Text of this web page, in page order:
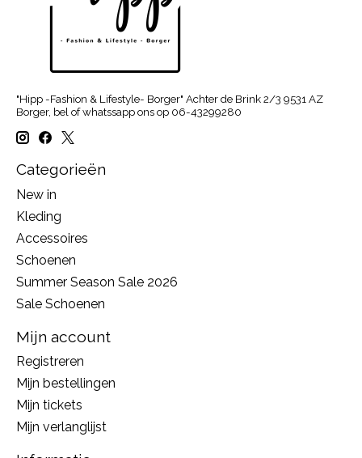
"Hipp -Fashion & Lifestyle- Borger" Achter de Brink 2/3 9531 AZ
Borger, bel of whatssapp ons op 06-43299280
Categorieën
New in
Kleding
Accessoires
Schoenen
Summer Season Sale 2026
Sale Schoenen
Mijn account
Registreren
Mijn bestellingen
Mijn tickets
Mijn verlanglijst